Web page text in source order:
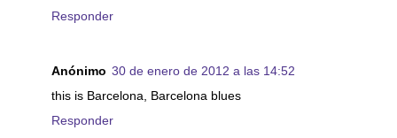
Responder
Anónimo 30 de enero de 2012 a las 14:52
this is Barcelona, Barcelona blues
Responder